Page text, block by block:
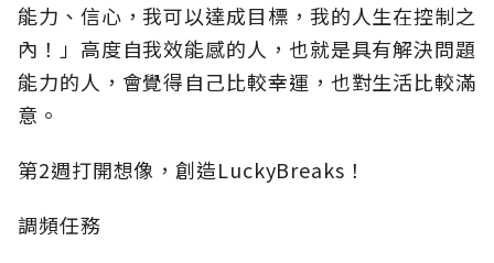
能力、信心，我可以達成目標，我的人生在控制之
內！」高度自我效能感的人，也就是具有解決問題
能力的人，會覺得自己比較幸運，也對生活比較滿
意。
第2週打開想像，創造LuckyBreaks！
調頻任務